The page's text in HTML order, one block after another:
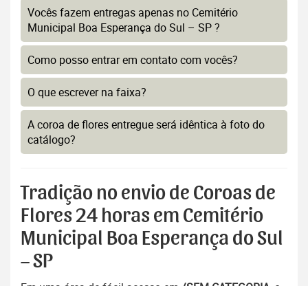
Vocês fazem entregas apenas no Cemitério
Municipal Boa Esperança do Sul – SP ?
Como posso entrar em contato com vocês?
O que escrever na faixa?
A coroa de flores entregue será idêntica à foto do
catálogo?
Tradição no envio de Coroas de
Flores 24 horas em Cemitério
Municipal Boa Esperança do Sul
– SP